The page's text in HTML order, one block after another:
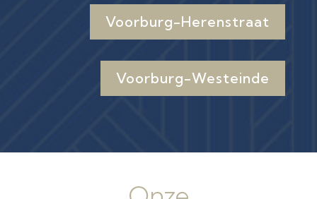
Voorburg-Herenstraat
Voorburg-Westeinde